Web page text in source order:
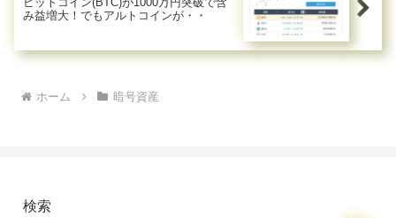
み益増大！でもアルトコインが・・
ホーム 暗号資産
検索